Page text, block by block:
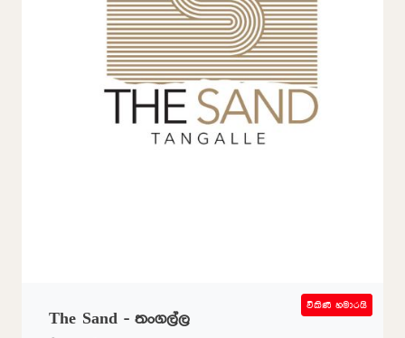
SOLD OUT
The Sand - තංගල්ල
විකිණී හමාරයි